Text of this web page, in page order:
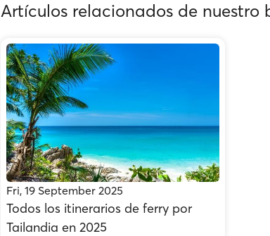
Artículos relacionados de nuestro
Fri, 19 September 2025
Todos los itinerarios de ferry por
Tailandia en 2025